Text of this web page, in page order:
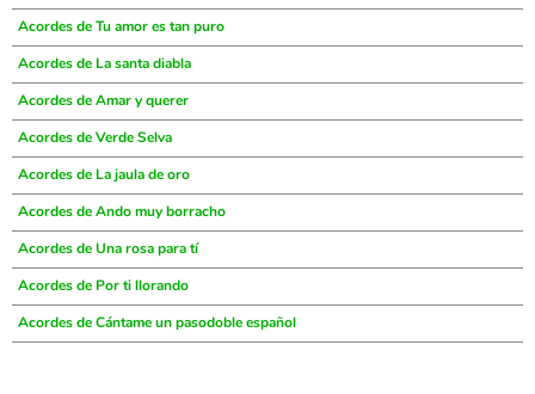
Acordes de Tu amor es tan puro
Acordes de La santa diabla
Acordes de Amar y querer
Acordes de Verde Selva
Acordes de La jaula de oro
Acordes de Ando muy borracho
Acordes de Una rosa para tí
Acordes de Por ti llorando
Acordes de Cántame un pasodoble español